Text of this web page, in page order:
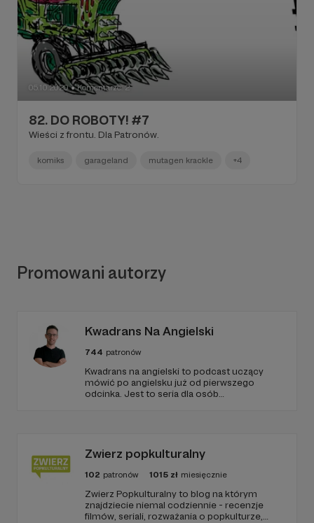
05.10.2020 ● Komentarze: 2
82. DO ROBOTY! #7
Wieści z frontu. Dla Patronów.
komiks garageland mutagen krackle +4
Promowani autorzy
Kwadrans Na Angielski
744 patronów
Kwadrans na angielski to podcast uczący
mówić po angielsku już od pierwszego
odcinka. Jest to seria dla osób
nowego odcinka co czwartek.
Zwierz popkulturalny
102 patronów 1015 zł miesięcznie
Zwierz Popkulturalny to blog na którym
znajdziecie niemal codziennie - recenzje
filmów, seriali, rozważania o popkulturze,